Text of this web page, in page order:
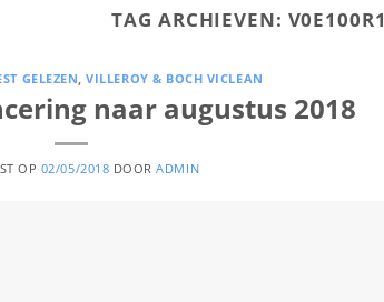
TAG ARCHIEVEN: V0E100R1
GELEZEN ,VILLEROY & BOCH VICLEAN
naar augustus 2018
OP 02/05/2018 DOORADMIN